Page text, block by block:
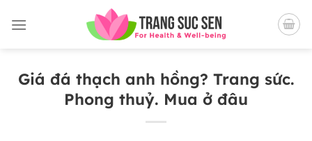
qua
Giá đá thạch anh hồng? Trang sức.
Phong thuỷ. Mua ở đâu